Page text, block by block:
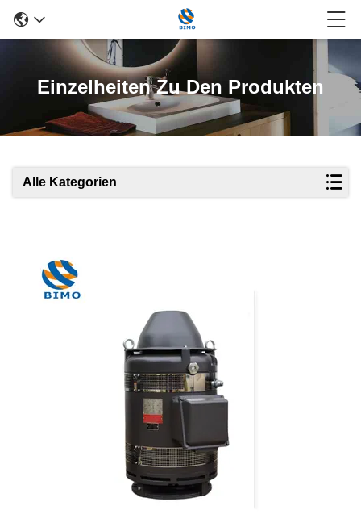
Einzelheiten Zu Den Produkten
Alle Kategorien